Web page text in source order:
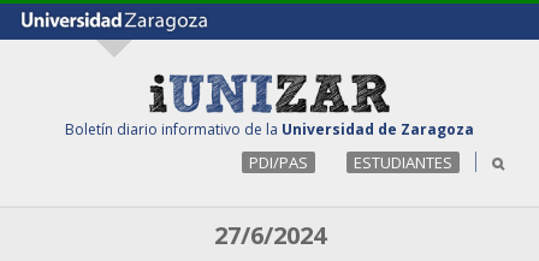
Boletín diario informativo de la Universidad de Zaragoza
PDI/PAS ESTUDIANTES
27/6/2024